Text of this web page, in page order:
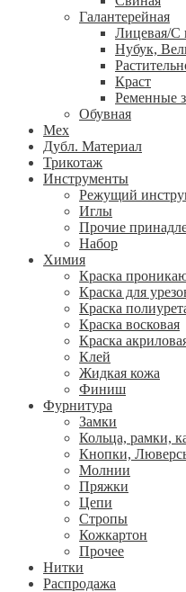
Галантерейная
Лицевая/С
Нубук,
Краст
Ременные
Обувная
Мех
Дубл. Материал
Трикотаж
Инструменты
Режущий
Иглы
Прочие
Набор
Химия
Краска
Краска для
Краска
Краска восковая
Краска
Клей
Жидкая кожа
Финиш
Фурнитура
Замки
Кольца, рамки,
Кнопки,
Молнии
Пряжки
Цепи
Стропы
Кожкартон
Прочее
Нитки
Распродажа